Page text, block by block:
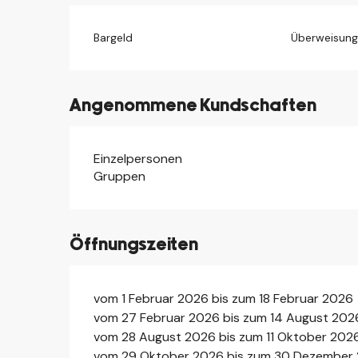
Bargeld
Angenommene Kundschaften
Einzelpersonen
Gruppen
Öffnungszeiten
vom 1 Februar 2026 bis zum 18 Februar 2026
vom 27 Februar 2026 bis zum 14 August
vom 28 August 2026 bis zum 11 Oktober